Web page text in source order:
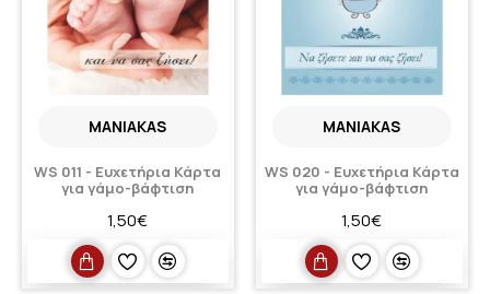
MANIAKAS
WS 011 - Ευχετήρια Κάρτα
για γάμο-βάφτιση
1,50€
MANIAKAS
WS 020 - Ευχετήρια Κάρτα
για γάμο-βάφτιση
1,50€